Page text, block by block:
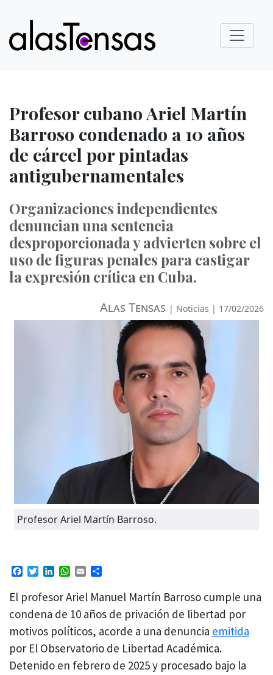
Profesor cubano Ariel Martín
Barroso condenado a 10 años
de cárcel por pintadas
antigubernamentales
Organizaciones independientes
denuncian una sentencia
desproporcionada y advierten sobre el
uso de figuras penales para castigar
la expresión crítica en Cuba.
Alas Tensas | Noticias | 17/02/2026
Profesor Ariel Martín Barroso.
Facebook
TwitterLinkedIn
WhatsApp
Email
El profesor Ariel Manuel Martín Barroso cumple una
condena de 10 años de privación de libertad por
motivos políticos, acorde a una denuncia emitida
por El Observatorio de Libertad Académica.
Detenido en febrero de 2025 y procesado bajo la